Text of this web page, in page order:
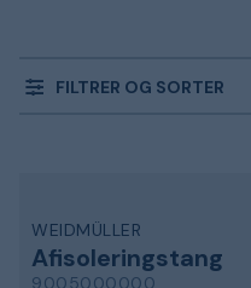
FILTRER OG SORTER
WEIDMÜLLER
Afisoleringstang
9005000000